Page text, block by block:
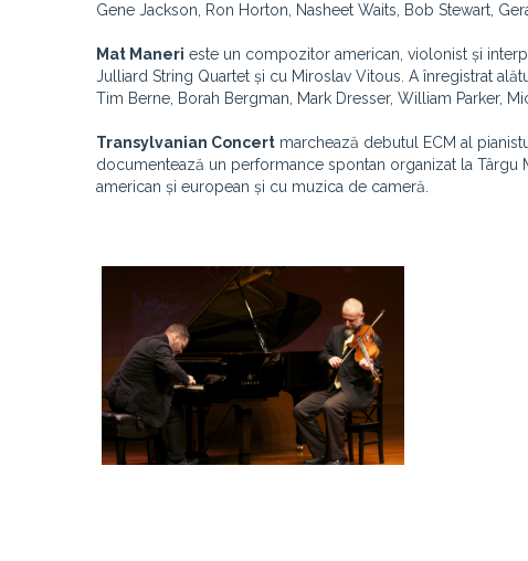
Gene Jackson, Ron Horton, Nasheet Waits, Bob Stewart,
Mat Maneri este un compozitor american, violonist și
Julliard String Quartet și cu Miroslav Vitous. A înregistrat
Tim Berne, Borah Bergman, Mark Dresser, William Parker,
Transylvanian Concert marchează debutul ECM al
documentează un performance spontan organizat la
american și european și cu muzica de cameră.